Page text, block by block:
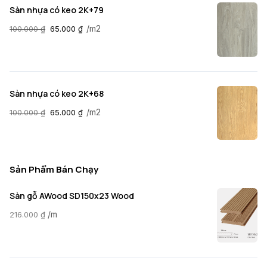
Sàn nhựa có keo 2K+79
100.000₫ 65.000 ₫ /m2
Sàn nhựa có keo 2K+68
100.000₫ 65.000 ₫ /m2
Sản Phẩm Bán Chạy
Sàn gỗ AWood SD150x23 Wood
216.000 ₫ /m